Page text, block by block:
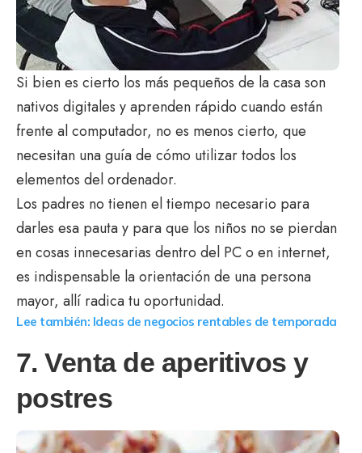
Si bien es cierto los más pequeños de la casa son
nativos digitales y aprenden rápido cuando están
frente al computador, no es menos cierto, que
necesitan una guía de cómo utilizar todos los
elementos del ordenador.
Los padres no tienen el tiempo necesario para
darles esa pauta y para que los niños no se pierdan
en cosas innecesarias dentro del PC o en internet,
es indispensable la orientación de una persona
mayor, allí radica tu oportunidad.
Lee también: Ideas de negocios rentables de temporada
7. Venta de aperitivos y
postres